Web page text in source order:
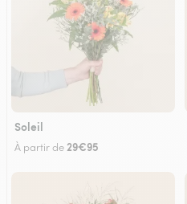
Soleil
À partir de 29€95